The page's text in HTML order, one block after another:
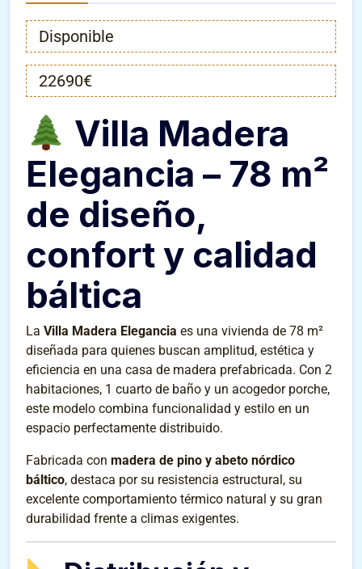
Disponible
22690€
Villa Madera
Elegancia – 78 m²
de diseño,
confort y calidad
báltica
La Villa Madera Elegancia es una vivienda de 78 m²
diseñada para quienes buscan amplitud, estética y
eficiencia en una casa de madera prefabricada. Con 2
habitaciones, 1 cuarto de baño y un acogedor porche,
este modelo combina funcionalidad y estilo en un
espacio perfectamente distribuido.
Fabricada con madera de pino y abeto nórdico
báltico, destaca por su resistencia estructural, su
excelente comportamiento térmico natural y su gran
durabilidad frente a climas exigentes.